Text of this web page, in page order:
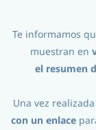
Te informamos
muestran en
el resumen
Una vez
con un enlace